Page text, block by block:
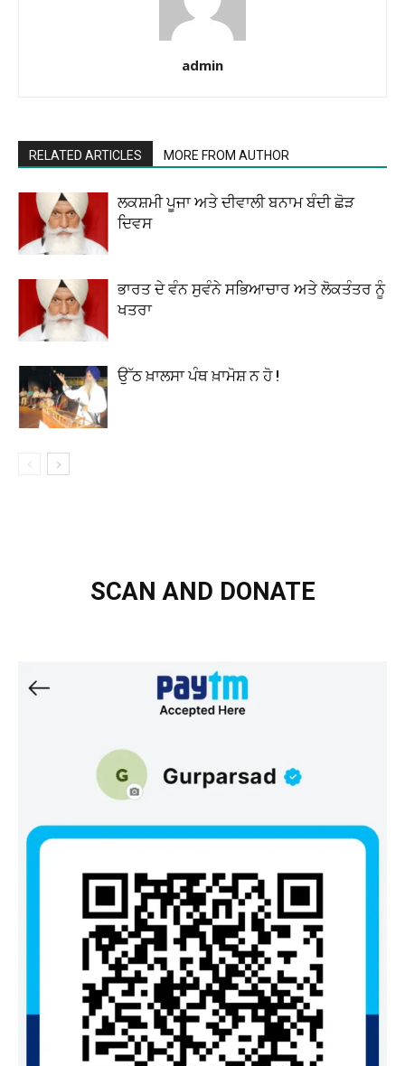
admin
RELATED ARTICLES MORE FROM AUTHOR
ਲਕਸ਼ਮੀ ਪੂਜਾ ਅਤੇ ਦੀਵਾਲੀ ਬਨਾਮ ਬੰਦੀ ਛੋੜ
ਦਿਵਸ
ਭਾਰਤ ਦੇ ਵੰਨ ਸੁਵੰਨੇ ਸਭਿਆਚਾਰ ਅਤੇ ਲੋਕਤੰਤਰ ਨੂੰ
ਖਤਰਾ
ਉੱਠ ਖ਼ਾਲਸਾ ਪੰਥ ਖ਼ਾਮੋਸ਼ ਨ ਹੋ !
SCAN AND DONATE